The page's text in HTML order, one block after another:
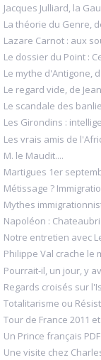
Jacques Julliard, la
La théorie du Genre,
Lazare Carnot : aux
Le dossier du Point :
Le mythe d'Antigone,
Le regard vide, de
Le scandale des
Les Girondins :
Les vrais amis de
M. le Maudit....
Martigues 1er
Métissage ?
Mythes
Napoléon :
Notre entretien avec
Philippe Val crache le
Pourrait-il, un jour, y
Regards croisés sur
Totalitarisme ou
Tour de France 2011
Un Prince français PDF
Une visite chez